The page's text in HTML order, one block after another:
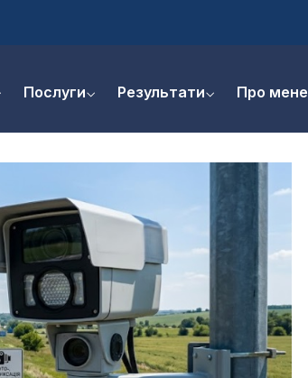
Послуги Результати Про мене